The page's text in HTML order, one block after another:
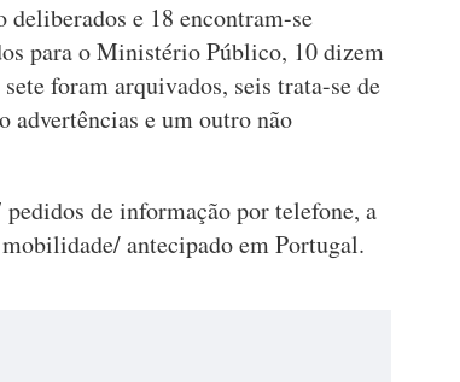
deliberados e 18 encontram-se
para o Ministério Público, 10 dizem
foram arquivados, seis trata-se de
advertências e um outro não
de informação por telefone, a
antecipado em Portugal.